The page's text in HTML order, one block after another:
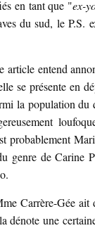
en tant que "ex-
du sud, le P.S.
entend
se présente en
la population
probablement
genre de Carine
Carrère-Géeait
dénote une